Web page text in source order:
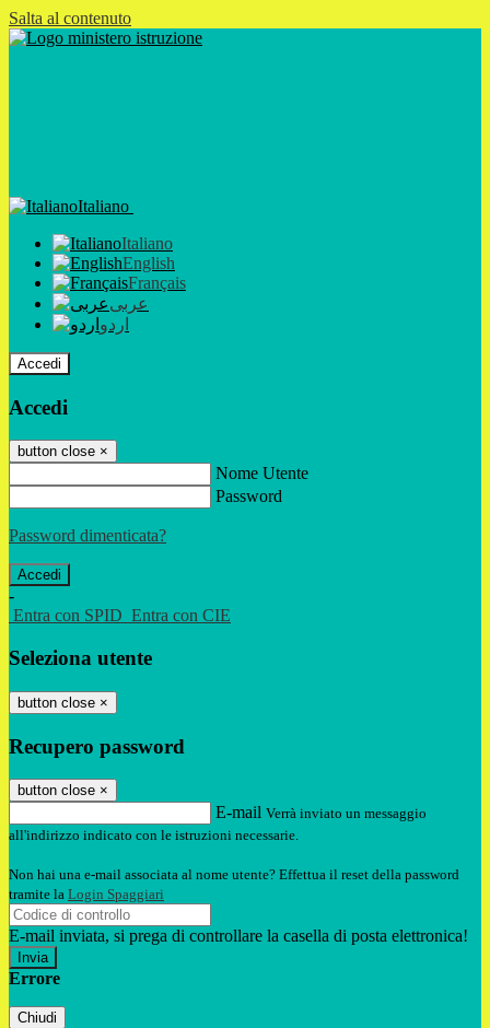
Salta al contenuto
Italiano
Italiano
English
Français
عربى
اردو
Accedi
Accedi
button close ×
Nome Utente
Password
Password dimenticata?
-
Entra con SPID Entra con CIE
Seleziona utente
button close ×
Recupero password
button close ×
E-mail Verrà inviato un messaggio
all'indirizzo indicato con le istruzioni necessarie.
Non hai una e-mail associata al nome utente? Effettua il reset della password
tramite la Login Spaggiari
E-mail inviata, si prega di controllare la casella di posta elettronica!
Errore
Chiudi